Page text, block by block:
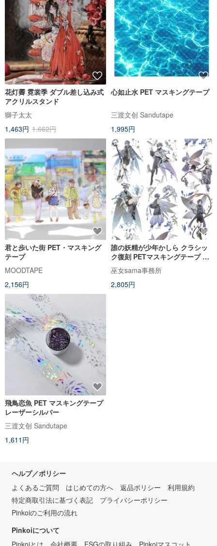
花灯霽 霓裳季 ダブル差し込み式
アクリルスタンド
獅子太太
1,463円 1,662円
心如止水 PET マスキングテープ
三渡文创 Sandutape
1,995円
君と歩いた街 PET・マスキング
テープ
MOODTAPE
2,156円
誰の妖精が少年かしら クラシッ
ク復刻 PETマスキングテープ 台
湾製
巫女sama事務所
2,805円
飛鳥恋魚 PET マスキングテープ
レーザーシルバー
三渡文创 Sandutape
1,611円
ヘルプ／ポリシー
よくあるご質問
はじめての方へ 返品ポリシー
利用規約
特定商取引法に基づく表記
プライバシーポリシー
Pinkoiのご利用の流れ
Pinkoiについて
Pinkoiとは
会社概要 ESGの取り組み Pinkoiマスコット